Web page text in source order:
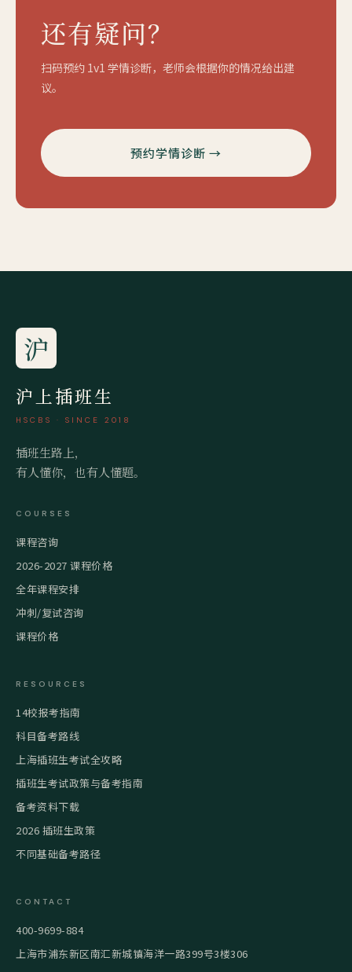
还有疑问？
扫码预约 1v1 学情诊断，老师会根据你的情况给出建
议。
预约学情诊断 →
沪
沪上插班生
HSCBS · SINCE 2018
插班生路上，
有人懂你，也有人懂题。
COURSES
课程咨询
2026-2027 课程价格
全年课程安排
冲刺/复试咨询
课程价格
RESOURCES
14校报考指南
科目备考路线
上海插班生考试全攻略
插班生考试政策与备考指南
备考资料下载
2026 插班生政策
不同基础备考路径
CONTACT
400-9699-884
上海市浦东新区南汇新城镇海洋一路399号3楼306